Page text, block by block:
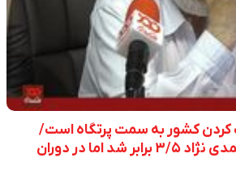
کردن کشور به سمت پرتگاه است/
قیمت دلار در زمان احمدی نژاد ۳/۵ برابر شد اما در دوران